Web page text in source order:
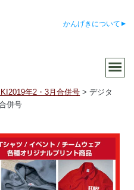
かんげきについて
年2・3月合併号 >デジタ
併号